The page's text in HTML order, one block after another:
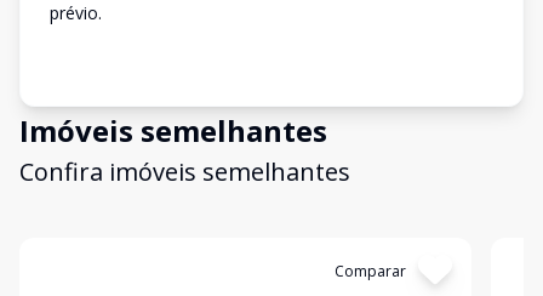
prévio.
Imóveis semelhantes
Confira imóveis semelhantes
Comparar